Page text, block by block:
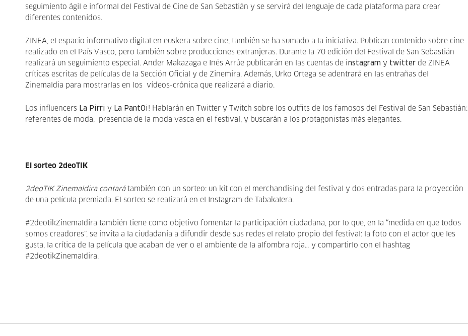
seguimiento ágil e informal del Festival de Cine de San Sebastián y se servirá del lenguaje de cada plataforma para crear
diferentes contenidos.
ZINEA, el espacio informativo digital en euskera sobre cine, también se ha sumado a la iniciativa. Publican contenido sobre cine
realizado en el País Vasco, pero también sobre producciones extranjeras. Durante la 70 edición del Festival de San Sebastián
realizará un seguimiento especial. Ander Makazaga e Inés Arrúe publicarán en las cuentas de
instagram y twitter de ZINEA
críticas escritas de películas de la Sección Oficial y de Zinemira. Además, Urko Ortega se adentrará en las entrañas del
Zinemaldia para mostrarlas en los vídeos-crónica que realizará a diario.
Los influencers La Pirri y La PantOi ! Hablarán en Twitter y Twitch sobre los outfits de los famosos del Festival de San Sebastián:
referentes de moda, presencia de la moda vasca en el festival, y buscarán a los protagonistas más elegantes.
El sorteo 2deoTIK
2deoTIK Zinemaldira contarátambién con un sorteo: un kit con el merchandising del festival y dos entradas para la proyección
de una película premiada. El sorteo se realizará en el Instagram de Tabakalera.
#2deotikZinemaldira también tiene como objetivo fomentar la participación ciudadana, por lo que, en la “medida en que todos
somos creadores”, se invita a la ciudadanía a difundir desde sus redes el relato propio del festival: la foto con el actor que les
gusta, la crítica de la película que acaban de ver o el ambiente de la alfombra roja… y compartirlo con el hashtag
#2deotikZinemaldira.